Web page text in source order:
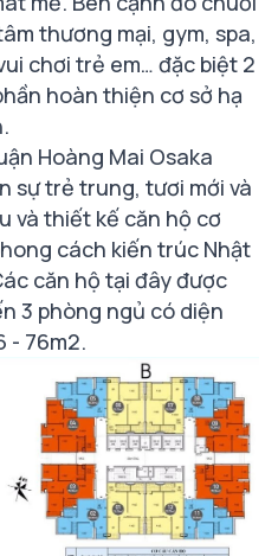
thương mại, gym, spa,
chơi trẻ em… đặc biệt 2
hoàn thiện cơ sở hạ
Hoàng Mai Osaka
sự trẻ trung, tươi mới và
và thiết kế căn hộ cơ
cách kiến trúc Nhật
căn hộ tại đây được
3 phòng ngủ có diện
- 76m2.